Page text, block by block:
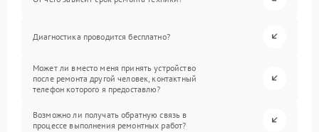
Диагностика проводится бесплатно?
Может ли вместо меня принять устройство
после ремонта другой человек, контактный
телефон которого я предоставлю?
Возможно ли получать обратную связь в
процессе выполнения ремонтных работ?